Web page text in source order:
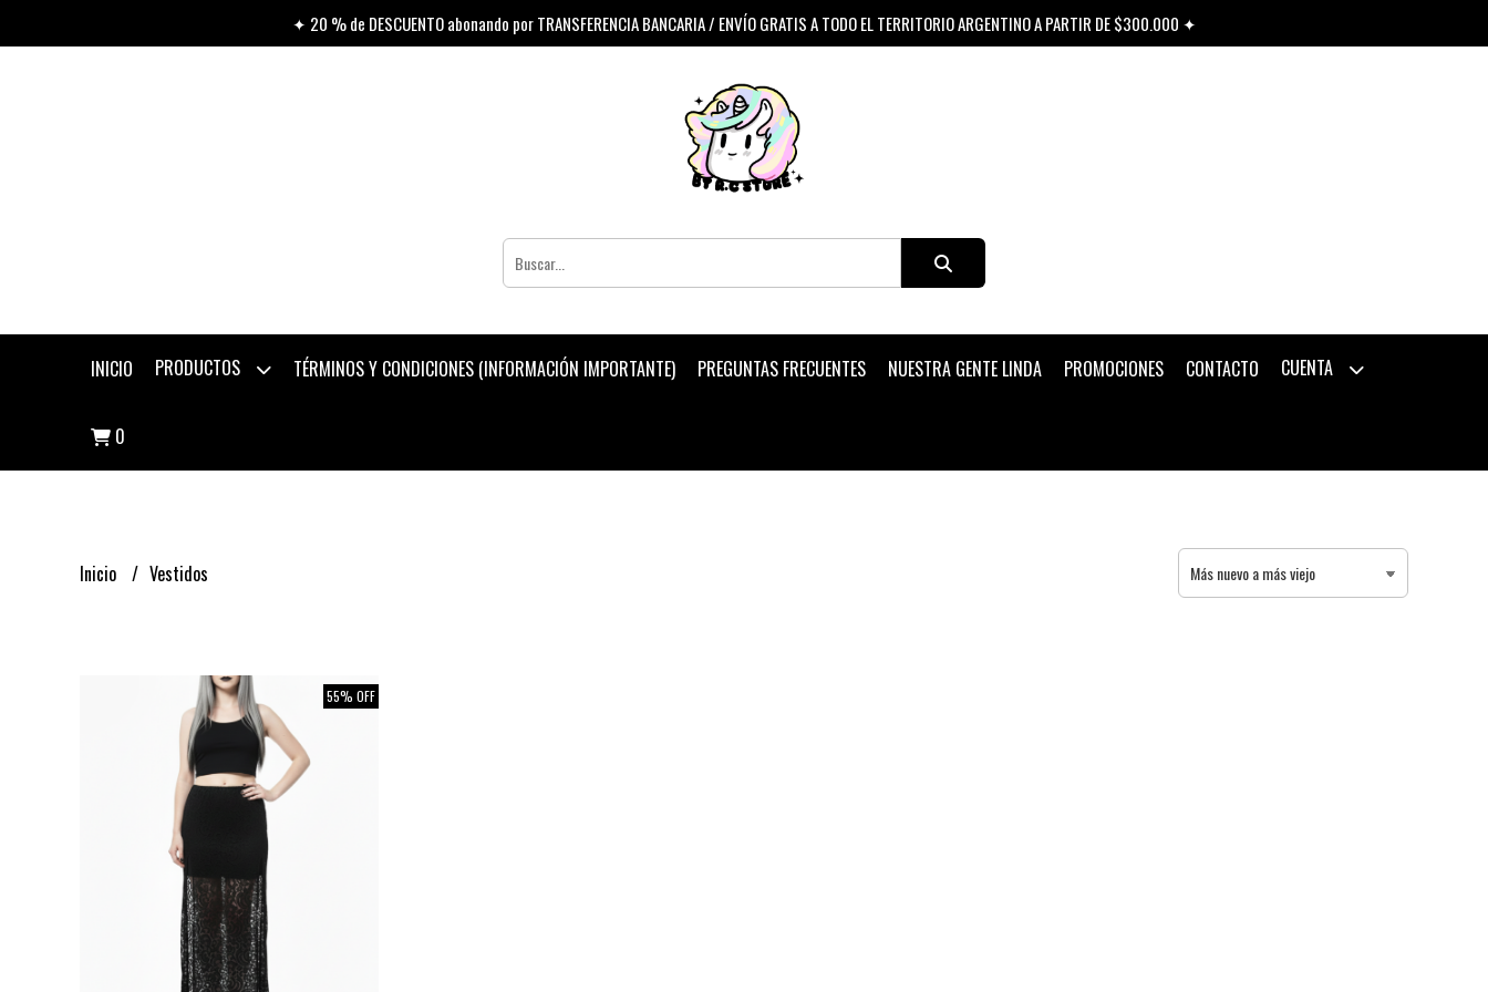
✦ 20 % de DESCUENTO abonando por TRANSFERENCIA BANCARIA / ENVÍO GRATIS A TODO EL TERRITORIO ARGENTINO A PARTIR DE $300.000 ✦
INICIO PRODUCTOS TÉRMINOS Y CONDICIONES (INFORMACIÓN IMPORTANTE) PREGUNTAS FRECUENTES NUESTRA GENTE LINDA PROMOCIONES CONTACTO CUENTA
0
Inicio Vestidos
55% OFF